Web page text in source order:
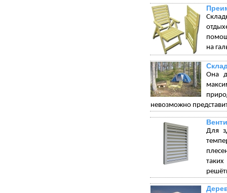
на
Она
невозможно
Для